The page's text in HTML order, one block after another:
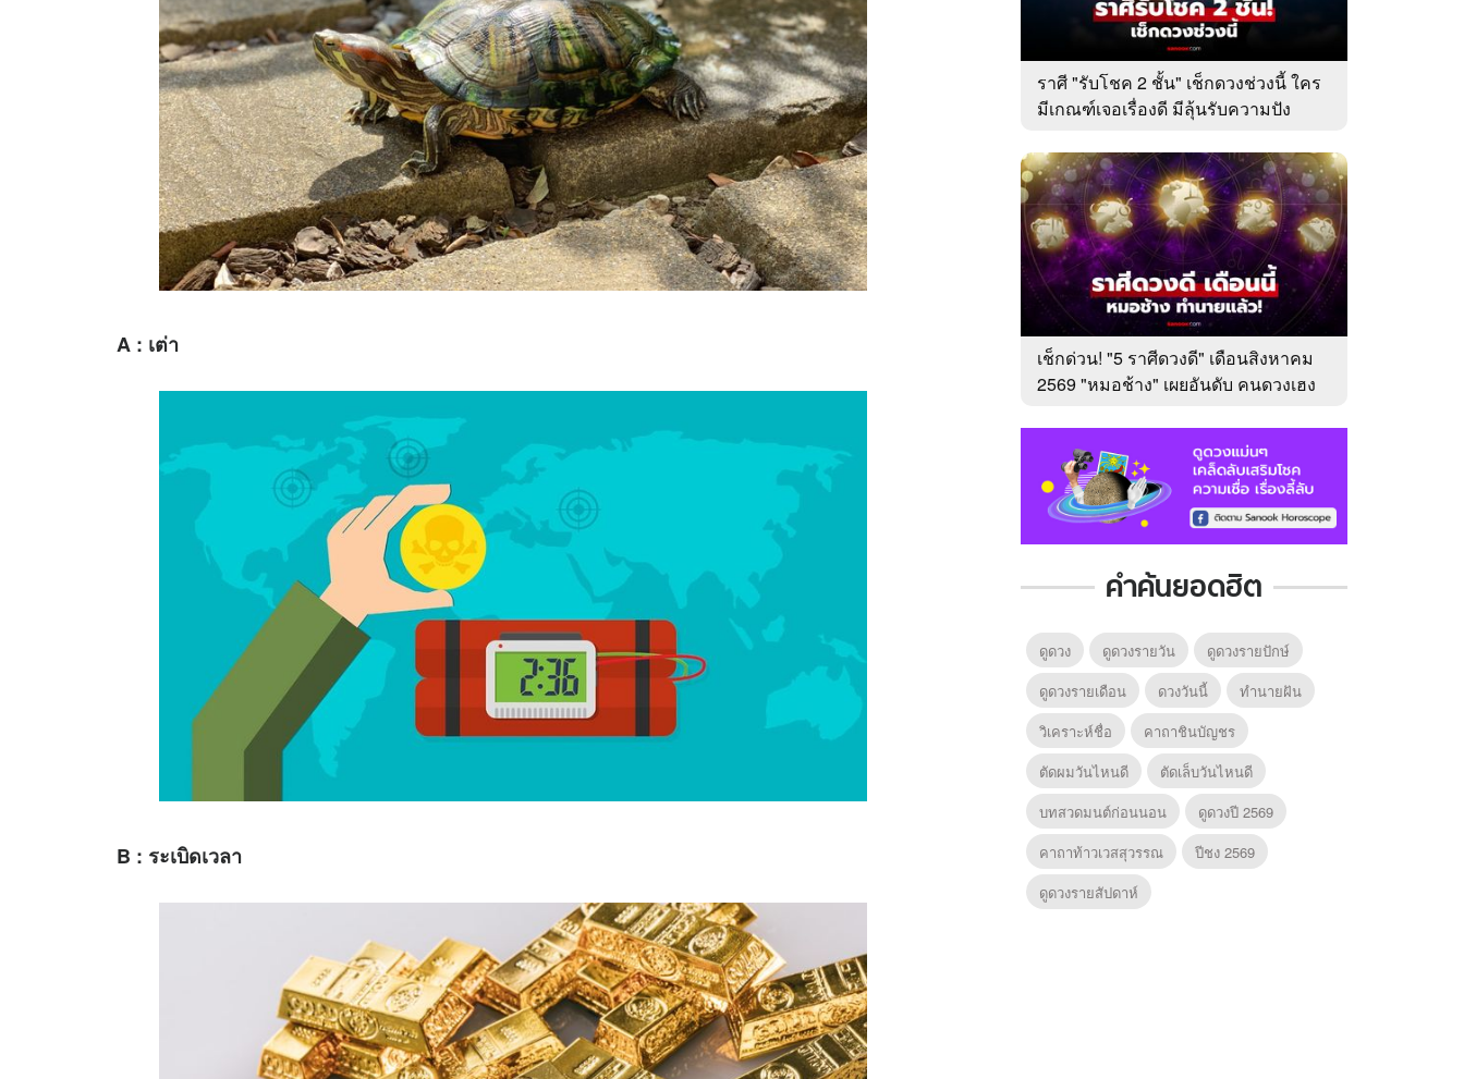
A : เต่า
B : ระเบิดเวลา
ราศี "รับโชค 2 ชั้น" เช็กดวงช่วงนี้ ใคร
มีเกณฑ์เจอเรื่องดี มีลุ้นรับความปัง
เช็กด่วน! "5 ราศีดวงดี" เดือนสิงหาคม
2569 "หมอช้าง" เผยอันดับ คนดวงเฮง
คำค้นยอดฮิต
ดูดวง ดูดวงรายวัน
ดูดวงรายปักษ์
ดูดวงรายเดือน
ดวงวันนี้
ทํานายฝัน
วิเคราะห์ชื่อ
คาถาชินบัญชร
ตัดผมวันไหนดี
ตัดเล็บวันไหนดี
บทสวดมนต์ก่อนนอน
ดูดวงปี 2569
คาถาท้าวเวสสุวรรณ
ปีชง 2569
ดูดวงรายสัปดาห์